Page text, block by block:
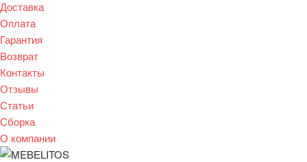
Доставка
Оплата
Гарантия
Возврат
Контакты
Отзывы
Статьи
Сборка
О компании